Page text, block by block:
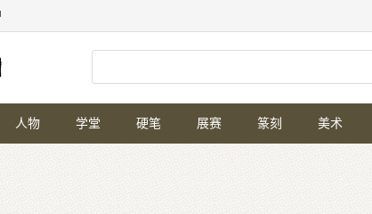
人物 学堂 硬笔 展赛 篆刻 美术